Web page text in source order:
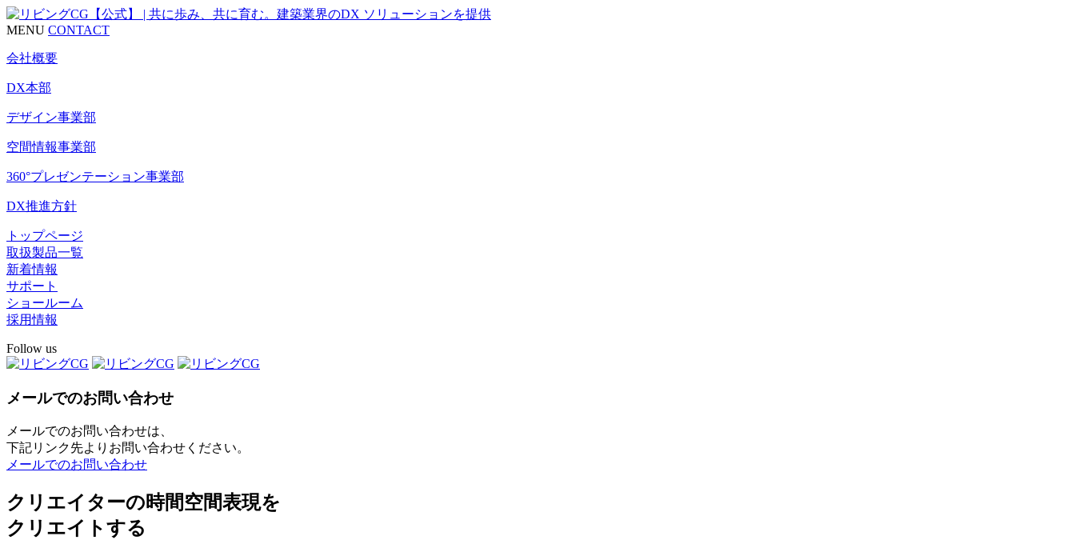
MENU CONTACT
会社概要
DX本部
デザイン事業部
空間情報事業部
360°プレゼンテーション事業部
DX推進方針
トップページ
取扱製品一覧
新着情報
サポート
ショールーム
採用情報
Follow us
メールでのお問い合わせ
メールでのお問い合わせは、
下記リンク先よりお問い合わせください。
メールでのお問い合わせ
クリエイターの時間空間表現を
クリエイトする